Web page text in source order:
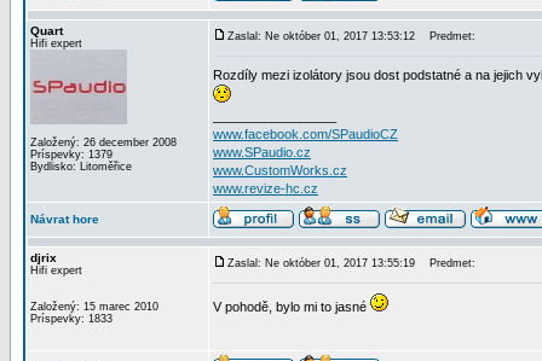
Quart
Hifi expert
Založený: 26 december 2008
Príspevky: 1379
Bydlisko: Litoměřice
Zaslal: Ne október 01, 2017 13:53:12 Predmet:
Rozdíly mezi izolátory jsou dost podstatné a na jejich
www.facebook.com/SPaudioCZ
www.SPaudio.cz
www.CustomWorks.cz
www.revize-hc.cz
Návrat hore
djrix
Hifi expert
Založený: 15 marec 2010
Príspevky: 1833
Zaslal: Ne október 01, 2017 13:55:19 Predmet:
V pohodě, bylo mi to jasné